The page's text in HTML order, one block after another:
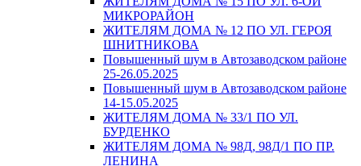
МИКРОРАЙОН
ЖИТЕЛЯМ ДОМА № 12 ПО УЛ. ГЕРОЯ
ШНИТНИКОВА
Повышенный шум в Автозаводском районе
25-26.05.2025
Повышенный шум в Автозаводском районе
14-15.05.2025
ЖИТЕЛЯМ ДОМА № 33/1 ПО УЛ.
БУРДЕНКО
ЖИТЕЛЯМ ДОМА № 98Д, 98Д/1 ПО ПР.
ЛЕНИНА